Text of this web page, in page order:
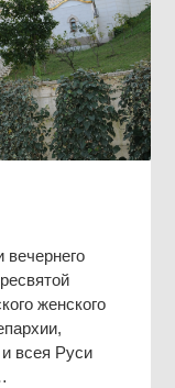
вечернего
женского
всея Руси